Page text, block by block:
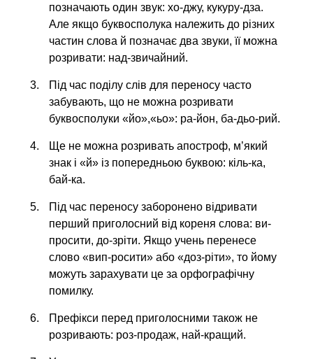
позначають один звук: хо-джу, кукуру-дза.
Але якщо буквосполука належить до різних
частин слова й позначає два звуки, її можна
розривати: над-звичайний.
Під час поділу слів для переносу часто
забувають, що не можна розривати
буквосполуки «йо»,«ьо»: ра-йон, ба-дьо-рий.
Ще не можна розривать апостроф, м’який
знак і «й» із попередньою буквою: кіль-ка,
бай-ка.
Під час переносу заборонено відривати
перший приголосний від кореня слова: ви-
просити, до-зріти. Якщо учень перенесе
слово «вип-росити» або «доз-ріти», то йому
можуть зарахувати це за орфографічну
помилку.
Префікси перед приголосними також не
розривають: роз-продаж, най-кращий.